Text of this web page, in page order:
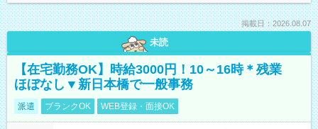
掲載日：2026.08.07
未読
【在宅勤務OK】時給3000円！10～16時＊残業
ほぼなし▼新日本橋で一般事務
派遣 ブランクOK WEB登録・面接OK